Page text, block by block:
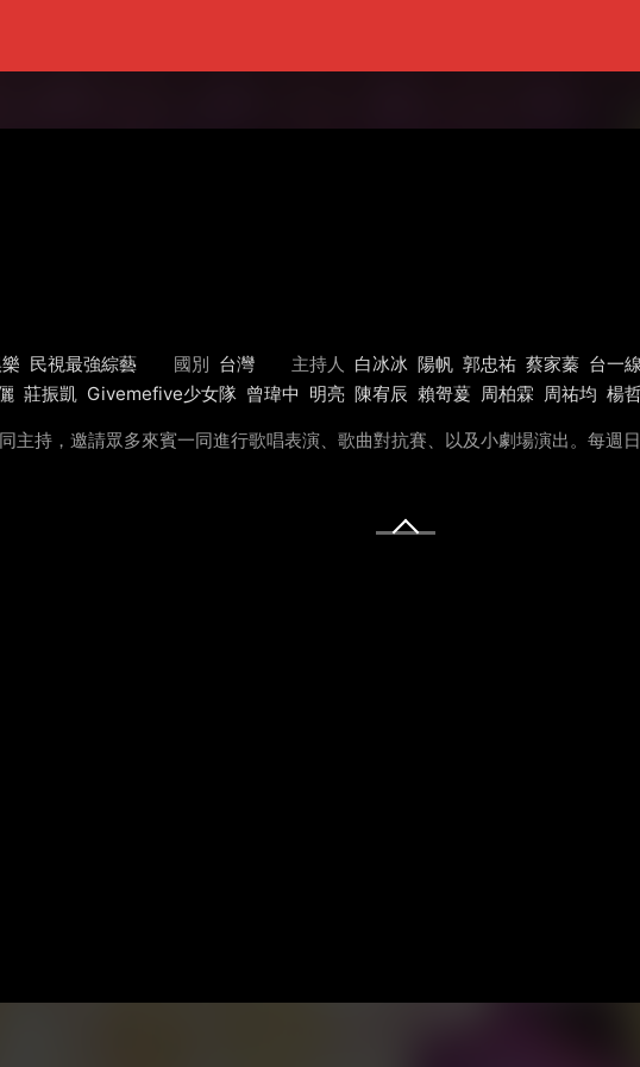
民視最強綜藝 國別 台灣 主持人 白冰冰 陽帆 郭忠祐 蔡家蓁 台一線
莊振凱 Givemefive少女隊 曾瑋中 明亮 陳宥辰 賴哿萲 周柏霖 周祐均 楊
主持，邀請眾多來賓一同進行歌唱表演、歌曲對抗賽、以及小劇場演出。每週